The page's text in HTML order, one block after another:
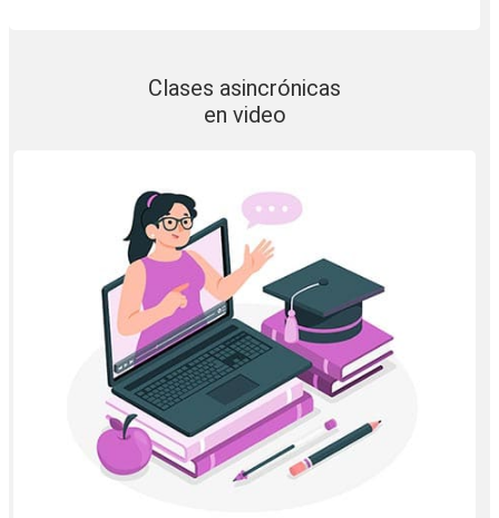
Clases asincrónicas
en video